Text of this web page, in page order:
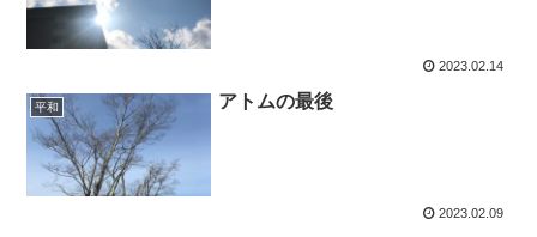
2023.02.14
平和 アトムの最後
2023.02.09